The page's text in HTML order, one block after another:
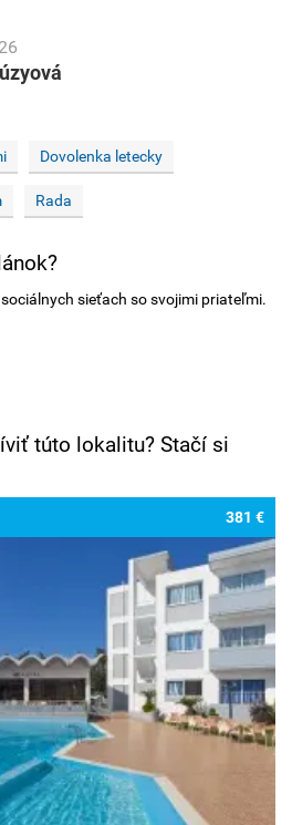
Dovolenka letecky
Rada
sieťach so svojimi priateľmi.
túto lokalitu? Stačí si
381 €